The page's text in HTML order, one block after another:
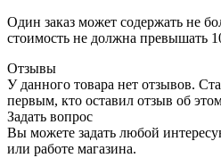
Один заказ может содержать не
стоимость не должна превышать
Отзывы
У данного товара нет отзывов.
первым, кто оставил отзыв об
Задать вопрос
Вы можете задать любой
или работе магазина.